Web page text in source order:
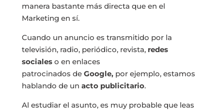
manera bastante más directa que en el
Marketing en sí.
Cuando un anuncio es transmitido por la
televisión, radio, periódico, revista, redes
sociales o en enlaces
patrocinados de Google, por ejemplo, estamos
hablando de un acto publicitario.
Al estudiar el asunto, es muy probable que leas